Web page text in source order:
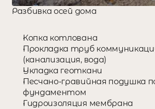
Разбивка осей дома
Копка котлована
Прокладка труб
(канализация, вода)
Укладка геоткани
Песчано-гравийная подушка
фундаментом
Гидроизоляция мембрана